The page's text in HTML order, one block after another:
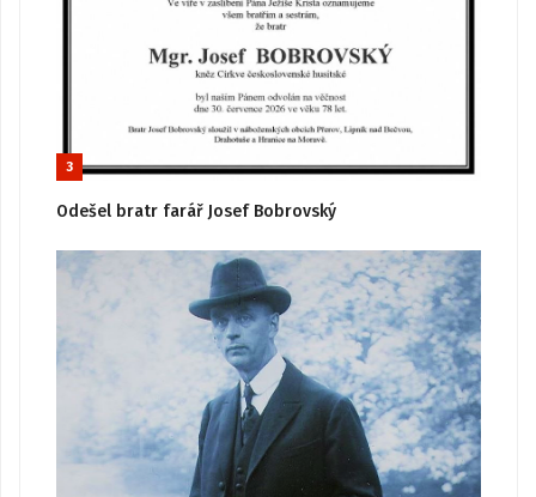
3
Odešel bratr farář Josef Bobrovský